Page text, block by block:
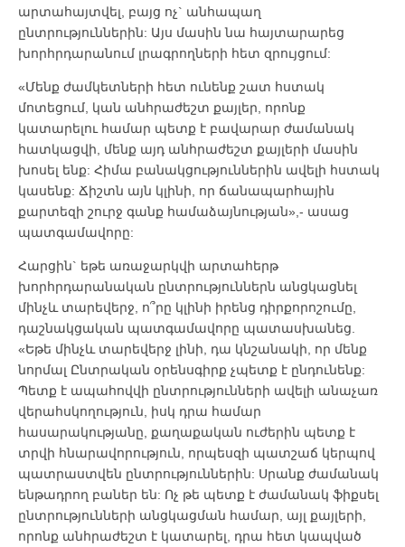
արտահայտվել, բայց ոչ` անհապաղ
ընտրություններին: Այս մասին նա հայտարարեց
խորհրդարանում լրագրողների հետ զրույցում:
«Մենք ժամկետների հետ ունենք շատ հստակ
մոտեցում, կան անհրաժեշտ քայլեր, որոնք
կատարելու համար պետք է բավարար ժամանակ
հատկացվի, մենք այդ անհրաժեշտ քայլերի մասին
խոսել ենք: Հիմա բանակցություններին ավելի հստակ
կասենք: Ճիշտն այն կլինի, որ ճանապարհային
քարտեզի շուրջ գանք համաձայնության»,- ասաց
պատգամավորը:
Հարցին` եթե առաջարկվի արտահերթ
խորհրդարանական ընտրություններն անցկացնել
մինչև տարեվերջ, ո՞րը կլինի իրենց դիրքորոշումը,
դաշնակցական պատգամավորը պատասխանեց.
«Եթե մինչև տարեվերջ լինի, դա կնշանակի, որ մենք
նորմալ Ընտրական օրենսգիրք չպետք է ընդունենք:
Պետք է ապահովվի ընտրությունների ավելի անաչառ
վերահսկողություն, իսկ դրա համար
հասարակությանը, քաղաքական ուժերին պետք է
տրվի հնարավորություն, որպեսզի պատշաճ կերպով
պատրաստվեն ընտրություններին: Սրանք ժամանակ
ենթադրող բաներ են: Ոչ թե պետք է ժամանակ ֆիքսել
ընտրությունների անցկացման համար, այլ քայլերի,
որոնք անհրաժեշտ է կատարել, դրա հետ կապված